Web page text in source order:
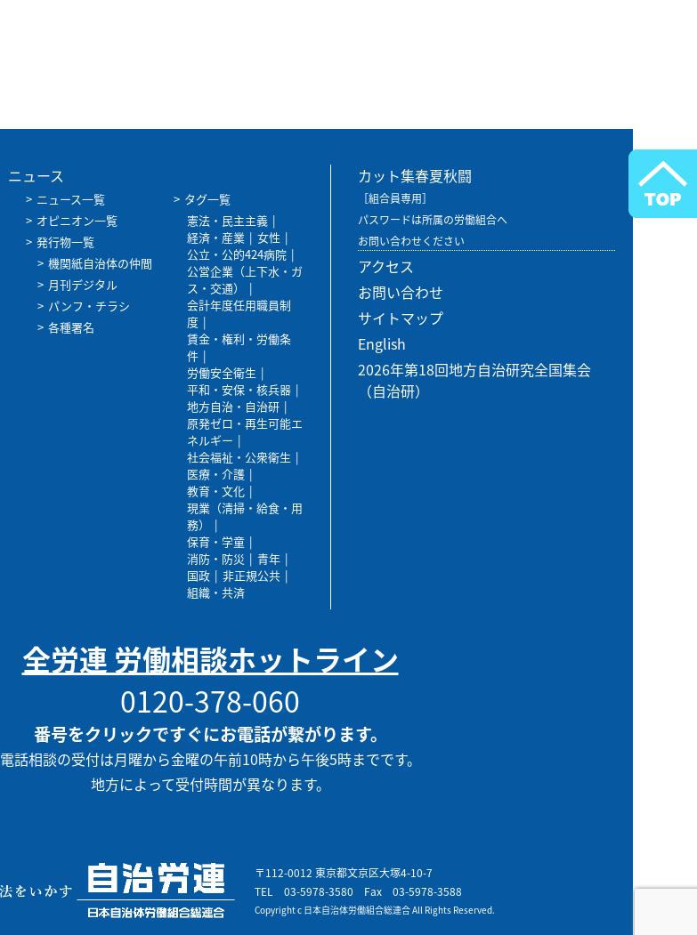
ニュース
ニュース一覧
オピニオン一覧
発行物一覧
機関紙自治体の仲間
月刊デジタル
パンフ・チラシ
各種署名
タグ一覧
憲法・民主主義
経済・産業
女性
公立・公的424病院
公営企業（上下水・ガ
ス・交通）
会計年度任用職員制
度
賃金・権利・労働条
件
労働安全衛生
平和・安保・核兵器
地方自治・自治研
原発ゼロ・再生可能エ
ネルギー
社会福祉・公衆衛生
医療・介護
教育・文化
現業（清掃・給食・用
務）
保育・学童
消防・防災
青年
国政
非正規公共
組織・共済
カット集春夏秋闘
［組合員専用］
パスワードは所属の労働組合へ
お問い合わせください
アクセス
お問い合わせ
サイトマップ
English
2026年第18回地方自治研究全国集会
（自治研）
全労連 労働相談ホットライン
0120-378-060
番号をクリックですぐにお電話が繋がります。
電話相談の受付は月曜から金曜の午前10時から午後5時までです。
地方によって受付時間が異なります。
〒112-0012 東京都文京区大塚4-10-7
TEL 03-5978-3580 Fax 03-5978-3588
Copyright c 日本自治体労働組合総連合 All Rights Reserved.